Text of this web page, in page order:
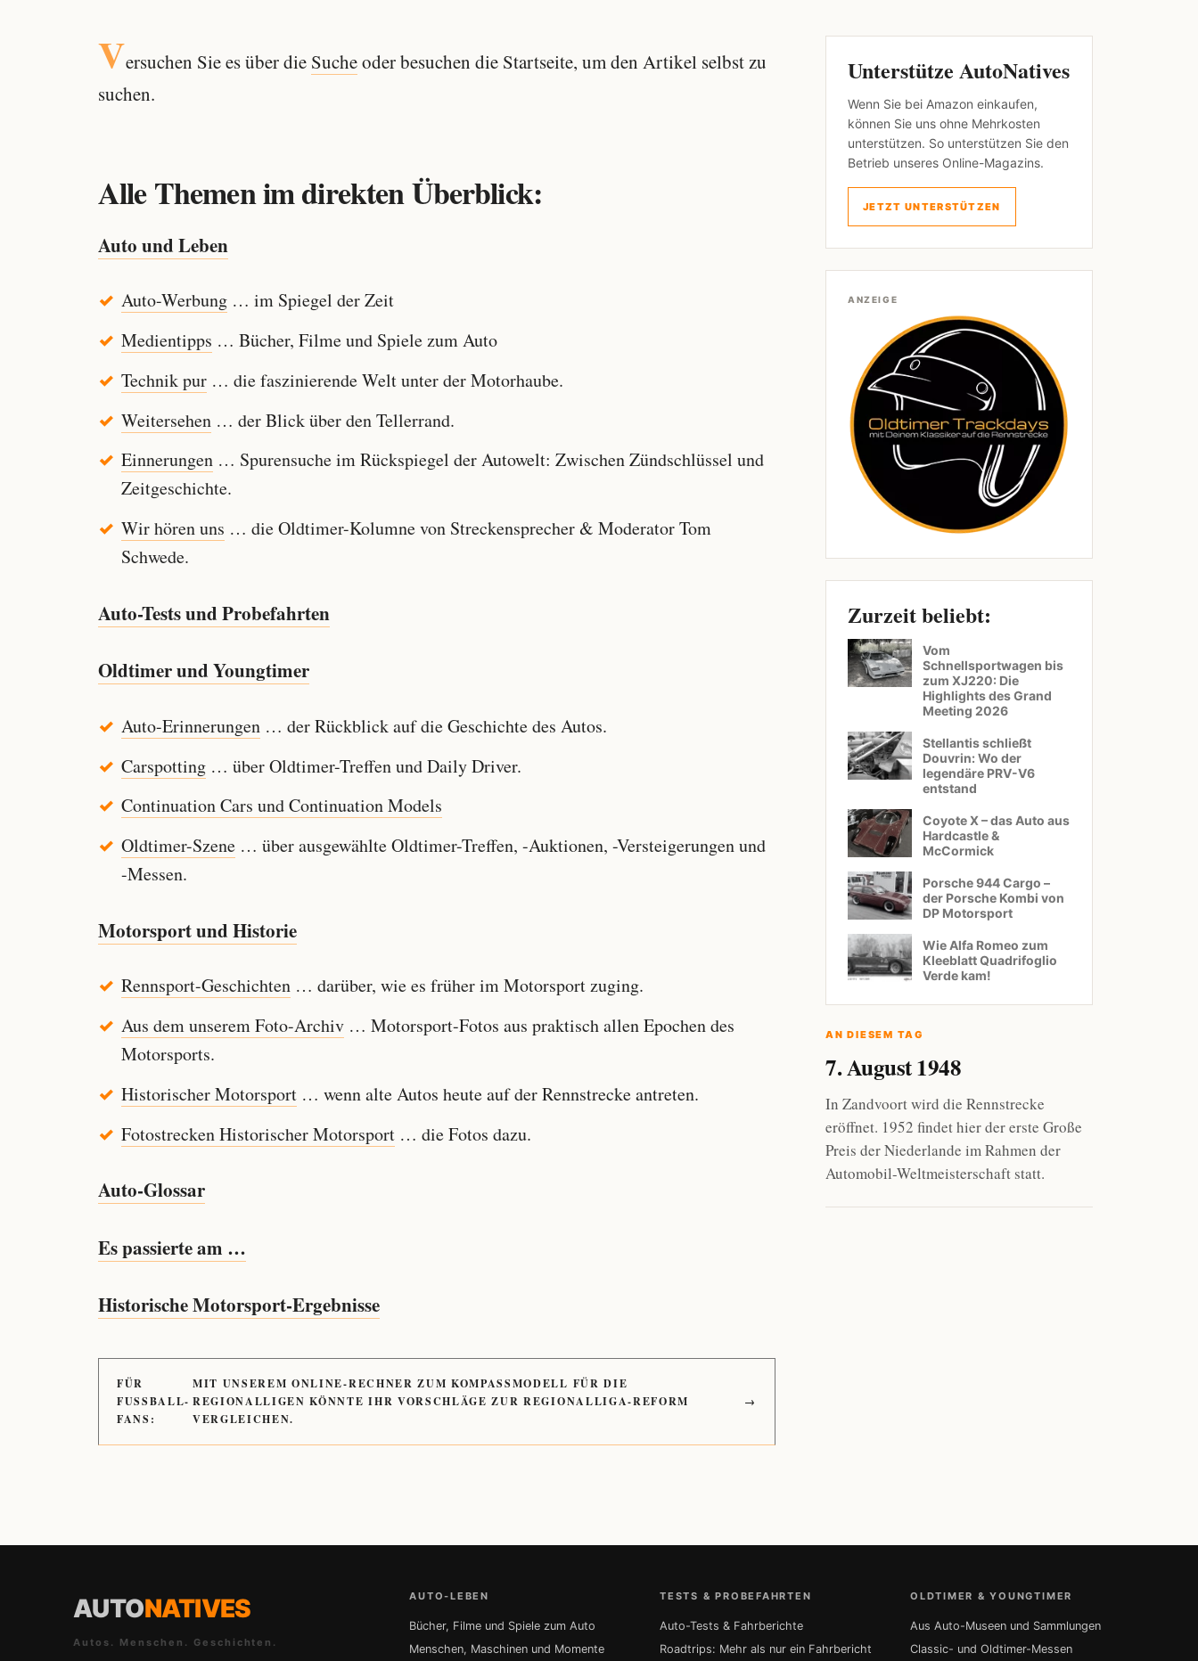
Versuchen Sie es über die Sucheoder besuchen die Startseite, um den Artikel selbst zu
suchen.
Alle Themen im direkten Überblick:
Auto und Leben
Auto-Werbung… im Spiegel der Zeit
Medientipps … Bücher, Filme und Spiele zum Auto
Technik pur… die faszinierende Welt unter der Motorhaube.
Weitersehen… der Blick über den Tellerrand.
Einnerungen… Spurensuche im Rückspiegel der Autowelt: Zwischen Zündschlüssel und
Zeitgeschichte.
Wir hören uns … die Oldtimer-Kolumne von Streckensprecher & Moderator Tom
Schwede.
Auto-Tests und Probefahrten
Oldtimer und Youngtimer
Auto-Erinnerungen… der Rückblick auf die Geschichte des Autos.
Carspotting… über Oldtimer-Treffen und Daily Driver.
Continuation Cars und Continuation Models
Oldtimer-Szene… über ausgewählte Oldtimer-Treffen, -Auktionen, -Versteigerungen und
-Messen.
Motorsport und Historie
Rennsport-Geschichten… darüber, wie es früher im Motorsport zuging.
Aus dem unserem Foto-Archiv… Motorsport-Fotos aus praktisch allen Epochen des
Motorsports.
Historischer Motorsport… wenn alte Autos heute auf der Rennstrecke antreten.
Fotostrecken Historischer Motorsport… die Fotos dazu.
Auto-Glossar
Es passierte am …
Historische Motorsport-Ergebnisse
FÜR
FUSSBALL-
FANS:
MIT UNSEREM ONLINE-RECHNER ZUM KOMPASSMODELL FÜR DIE
REGIONALLIGEN KÖNNTE IHR VORSCHLÄGE ZUR REGIONALLIGA-REFORM
VERGLEICHEN.
→
Unterstütze AutoNatives
Wenn Sie bei Amazon einkaufen,
können Sie uns ohne Mehrkosten
unterstützen. So unterstützen Sie den
Betrieb unseres Online-Magazins.
JETZT UNTERSTÜTZEN
ANZEIGE
Zurzeit beliebt:
Vom
Schnellsportwagen bis
zum XJ220: Die
Highlights des Grand
Meeting 2026
Stellantis schließt
Douvrin: Wo der
legendäre PRV-V6
entstand
Coyote X – das Auto aus
Hardcastle &
McCormick
Porsche 944 Cargo –
der Porsche Kombi von
DP Motorsport
Wie Alfa Romeo zum
Kleeblatt Quadrifoglio
Verde kam!
AN DIESEM TAG
7. August 1948
In Zandvoort wird die Rennstrecke
eröffnet. 1952 findet hier der erste Große
Preis der Niederlande im Rahmen der
Automobil-Weltmeisterschaft statt.
AUTONATIVES
Autos. Menschen. Geschichten.
AUTO-LEBEN
Bücher, Filme und Spiele zum Auto
Menschen, Maschinen und Momente
TESTS & PROBEFAHRTEN
Auto-Tests & Fahrberichte
Roadtrips: Mehr als nur ein Fahrbericht
OLDTIMER & YOUNGTIMER
Aus Auto-Museen und Sammlungen
Classic- und Oldtimer-Messen